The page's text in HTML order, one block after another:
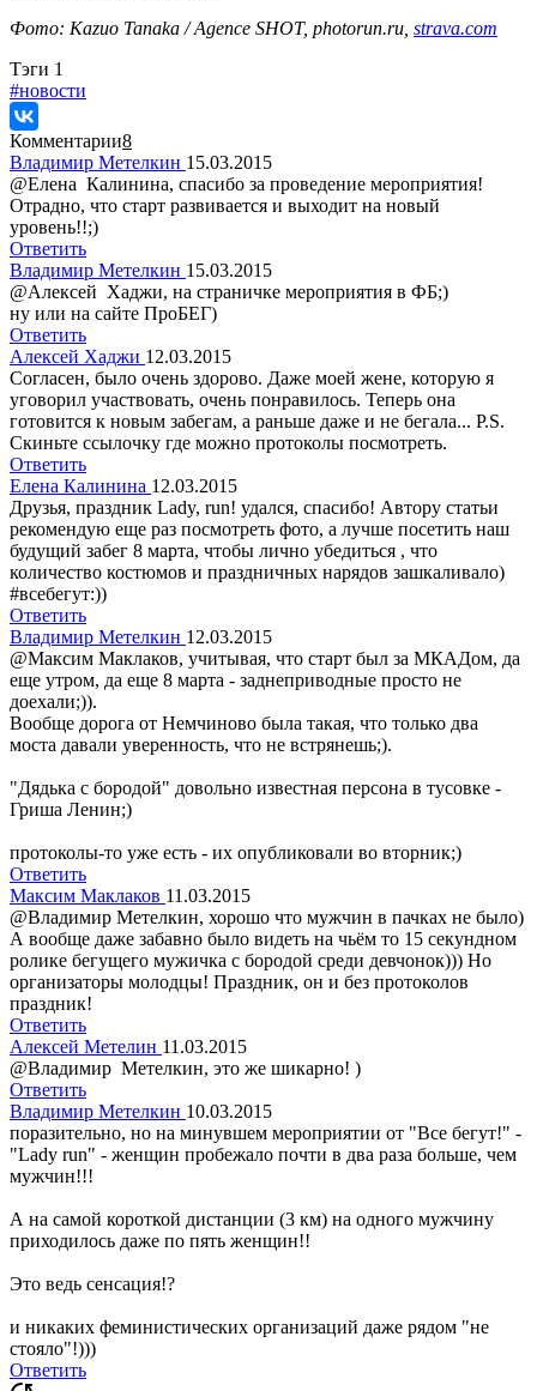
Фото: Kazuo Tanaka / Agence SHOT, photorun.ru, strava.com
Tэги 1
#новости
Комментарии8
Владимир Метелкин 15.03.2015
@Елена Калинина, спасибо за проведение мероприятия!
Отрадно, что старт развивается и выходит на новый
уровень!!;)
Ответить
Владимир Метелкин 15.03.2015
@Алексей Хаджи, на страничке мероприятия в ФБ;)
ну или на сайте ПроБЕГ)
Ответить
Алексей Хаджи 12.03.2015
Согласен, было очень здорово. Даже моей жене, которую я
уговорил участвовать, очень понравилось. Теперь она
готовится к новым забегам, а раньше даже и не бегала... P.S.
Скиньте ссылочку где можно протоколы посмотреть.
Ответить
Елена Калинина 12.03.2015
Друзья, праздник Lady, run! удался, спасибо! Автору статьи
рекомендую еще раз посмотреть фото, а лучше посетить наш
будущий забег 8 марта, чтобы лично убедиться , что
количество костюмов и праздничных нарядов зашкаливало)
#всебегут:))
Ответить
Владимир Метелкин 12.03.2015
@Максим Маклаков, учитывая, что старт был за МКАДом, да
еще утром, да еще 8 марта - заднеприводные просто не
доехали;)).
Вообще дорога от Немчиново была такая, что только два
моста давали уверенность, что не встрянешь;).
"Дядька с бородой" довольно известная персона в тусовке -
Гриша Ленин;)
протоколы-то уже есть - их опубликовали во вторник;)
Ответить
Максим Маклаков 11.03.2015
@Владимир Метелкин, хорошо что мужчин в пачках не было)
А вообще даже забавно было видеть на чьём то 15 секундном
ролике бегущего мужичка с бородой среди девчонок))) Но
организаторы молодцы! Праздник, он и без протоколов
праздник!
Ответить
Алексей Метелин 11.03.2015
@Владимир Метелкин, это же шикарно! )
Ответить
Владимир Метелкин 10.03.2015
поразительно, но на минувшем мероприятии от "Все бегут!" -
"Lady run" - женщин пробежало почти в два раза больше, чем
мужчин!!!
А на самой короткой дистанции (3 км) на одного мужчину
приходилось даже по пять женщин!!
Это ведь сенсация!?
и никаких феминистических организаций даже рядом "не
стояло"!)))
Ответить